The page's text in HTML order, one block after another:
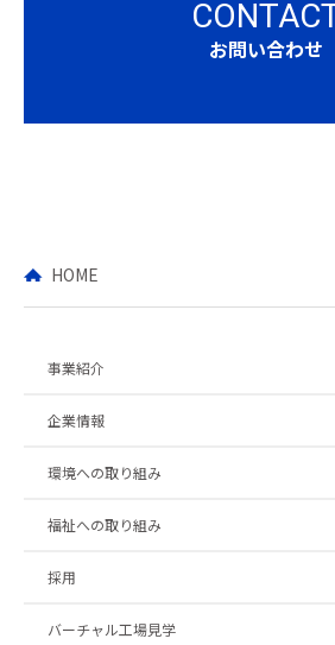
お問い合わせ
HOME
事業紹介
企業情報
環境への取り組み
福祉への取り組み
採用
バーチャル工場見学